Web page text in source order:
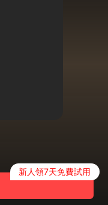
新人領7天免費試用